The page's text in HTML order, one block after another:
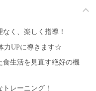
く、楽しく指導！
力UPに導きます☆
生活を見直す絶好の機
レーニング！